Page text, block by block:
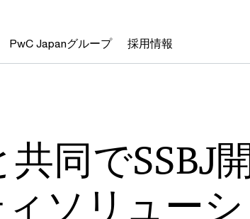
PwC Japanグループ 採用情報
同でSSBJ開
ソリューシ